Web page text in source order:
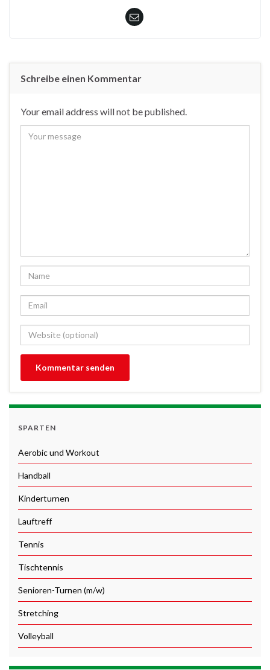
Schreibe einen Kommentar
Your email address will not be published.
SPARTEN
Aerobic und Workout
Handball
Kinderturnen
Lauftreff
Tennis
Tischtennis
Senioren-Turnen (m/w)
Stretching
Volleyball